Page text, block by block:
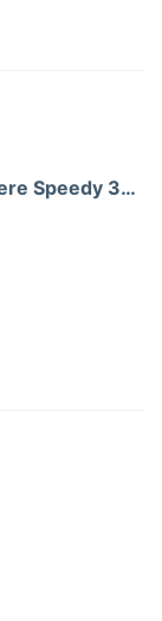
A+ Louis Vuitton Monogram Bandouliere Speedy 30’Luk Vejital Deri (LV33)